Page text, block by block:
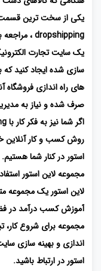
یکی از سخت ترین
dropshipping ، مراجعه به مشتری قبل از رقابت است.
یک سایت تجارت
سازی شده ایجاد کنید که
های راه اندازی فروشگاه
صرف شده و نیاز به
روش کسب و کار آنلاین
استور در کنار شما
مجموعه لاین استور
لاین استور یک مجموعه
آموزش کسب درآمد در
مجموعه برای شروع کار،
اندازی و بهینه سازی
استور در ارتباط باشید.